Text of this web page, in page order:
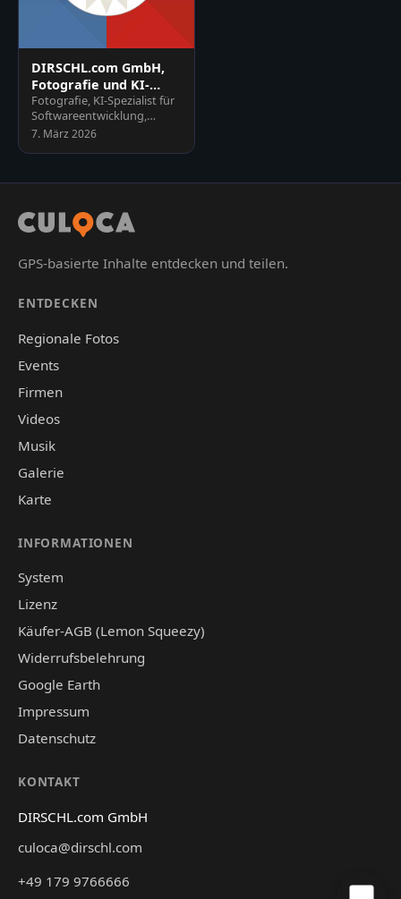
DIRSCHL.com GmbH,
Fotografie und KI-
Spezialist
Fotografie, KI-Spezialist für
Softwareentwicklung,
Automatisierung und
7. März 2026
GPS-basierte Inhalte entdecken und teilen.
ENTDECKEN
Regionale Fotos
Events
Firmen
Videos
Musik
Galerie
Karte
INFORMATIONEN
System
Lizenz
Käufer-AGB (Lemon Squeezy)
Widerrufsbelehrung
Google Earth
Impressum
Datenschutz
KONTAKT
DIRSCHL.com GmbH
culoca@dirschl.com
+49 179 9766666